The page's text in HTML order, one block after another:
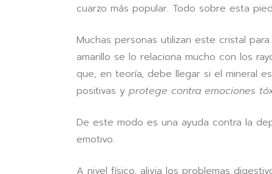
cuarzo más popular. Todo sobre esta
Muchas personas utilizan este cristal
amarillo se lo relaciona mucho con los
que, en teoría, debe llegar si el mineral
positivas y protege contra emociones
De este modo es una ayuda contra la
emotivo.
A nivel físico, alivia los problemas